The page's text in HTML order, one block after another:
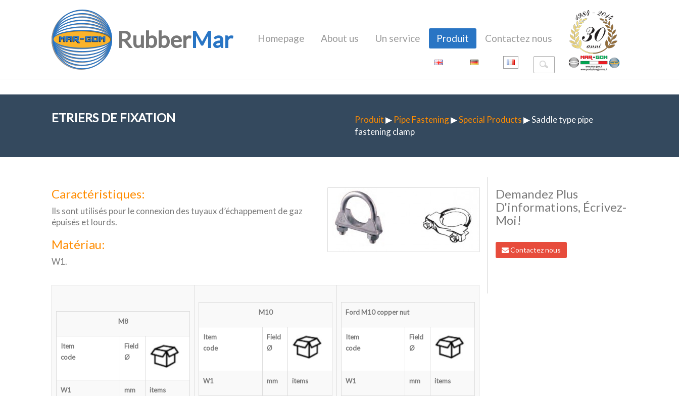
RubberMar Homepage About us Un service Produit Contactez nous
ETRIERS DE FIXATION Produit▶ Pipe Fastening▶Special Products▶ Saddle type pipe
fastening clamp
Caractéristiques:
Ils sont utilisés pour le connexion des tuyaux d’échappement de gaz
épuisés et lourds.
Matériau:
W1.
M8
Item
code
Field
Ø
W1 mm items
M10
Item
code
Field
Ø
W1 mm items
Ford M10 copper nut
Item
code
Field
Ø
W1 mm items
Demandez Plus
D'informations, Écrivez-
Moi!
Contactez nous